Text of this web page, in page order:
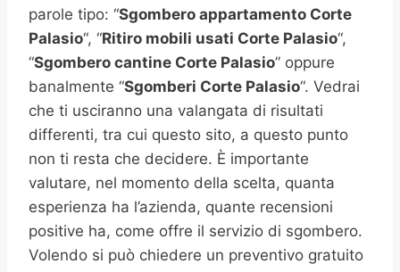
parole tipo: “Sgombero appartamento Corte
Palasio“, “Ritiro mobili usati Corte Palasio“,
“Sgombero cantine Corte Palasio” oppure
banalmente “Sgomberi Corte Palasio“. Vedrai
che ti usciranno una valangata di risultati
differenti, tra cui questo sito, a questo punto
non ti resta che decidere. È importante
valutare, nel momento della scelta, quanta
esperienza ha l’azienda, quante recensioni
positive ha, come offre il servizio di sgombero.
Volendo si può chiedere un preventivo gratuito